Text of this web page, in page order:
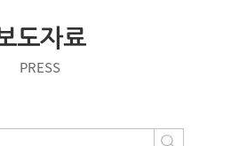
도자료
PRESS